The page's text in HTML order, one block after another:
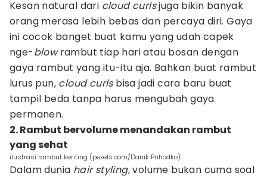
Kesan natural dari cloud curlsjuga bikin banyak
orang merasa lebih bebas dan percaya diri. Gaya
ini cocok banget buat kamu yang udah capek
nge-blowrambut tiap hari atau bosan dengan
gaya rambut yang itu-itu aja. Bahkan buat rambut
lurus pun, cloud curlsbisa jadi cara baru buat
tampil beda tanpa harus mengubah gaya
permanen.
2. Rambut bervolume menandakan rambut
yang sehat
ilustrasi rambut keriting (pexels.com/Danik Prihodko)
Dalam dunia hair styling, volume bukan cuma soal